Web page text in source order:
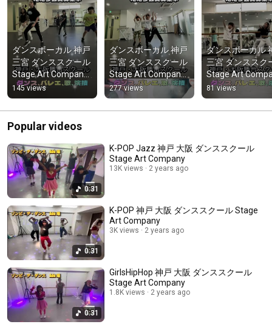
ダンスボーカル 神戸
三宮 ダンススクール
Stage Art Company
#ダンス教室 #神戸
ダンススクール #ア
イドルレッスン
145 views
ダンスボーカル 神戸
三宮 ダンススクール
Stage Art Company
#ダンス教室 #神戸
ダンススクール #ア
イドルレッスン
277 views
ダンスボーカル
三宮 ダンススク
Stage Art
#ダンス教室 #
ダンススクール
イドルレッスン
81 views
Popular videos
0:31
K-POP Jazz 神戸 大阪 ダンススクール
Stage Art Company
13K views 2 years ago
0:31
K-POP 神戸 大阪 ダンススクール Stage
Art Company
3K views 2 years ago
0:31
GirlsHipHop 神戸 大阪 ダンススクール
Stage Art Company
1.8K views 2 years ago